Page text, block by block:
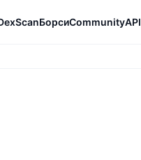
БорсиCommunityAPI